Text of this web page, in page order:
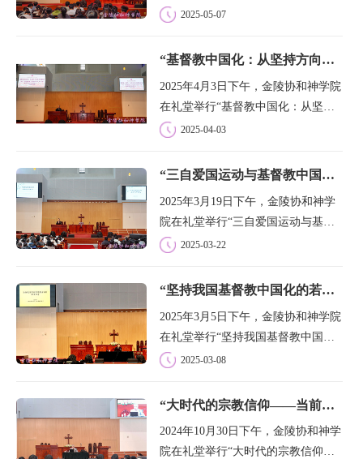
30日下午，金陵协和神学院在礼堂举
秩序哲学与比较文明学”专题讲座。
教授、系主...
2025-05-07
“基督教中国化：从坚持方向到系统推进”专题讲座
2025年4月3日下午，金陵协和神学院
在礼堂举行“基督教中国化：从坚持
方向到系统推进”的专题讲座。此次
会主席、金陵协和神学院董事长徐晓
师主持，...
2025-04-03
“三自爱国运动与基督教中国化”专题讲座
2025年3月19日下午，金陵协和神学
院在礼堂举行“三自爱国运动与基督
教中国化”专题讲座。本次讲座由中
院长吴巍牧师主讲，学院教学负责人
加。吴巍院...
2025-03-22
“坚持我国基督教中国化的若干思考”专题讲座
2025年3月5日下午，金陵协和神学院
在礼堂举行“坚持我国基督教中国化
的若干思考”专题讲座。本次讲座由
可佳研究员主讲。学院教学负责人文
加。在讲座...
2025-03-08
“大时代的宗教信仰——当前基督教中国化的挑战与机遇”专题讲座
2024年10月30日下午，金陵协和神学
院在礼堂举行“大时代的宗教信仰